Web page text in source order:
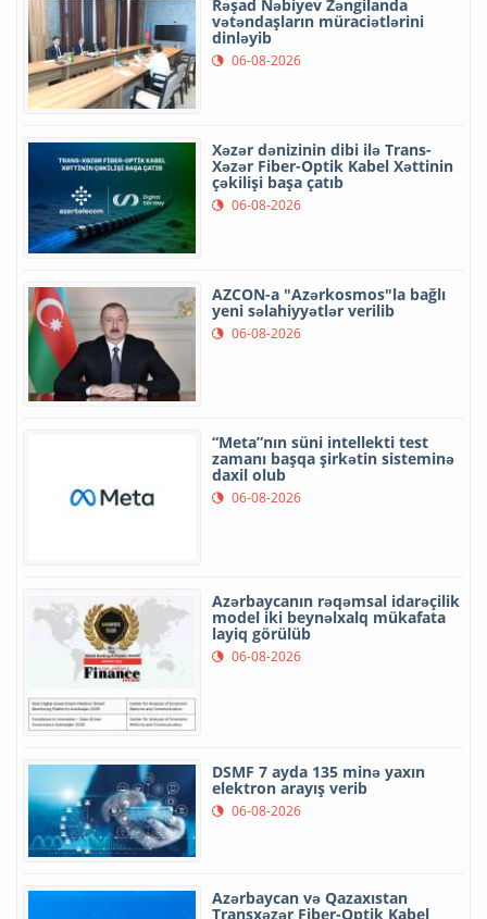
Rəşad Nəbiyev Zəngilanda
vətəndaşların müraciətlərini
dinləyib
06-08-2026
Xəzər dənizinin dibi ilə Trans-
Xəzər Fiber-Optik Kabel Xəttinin
çəkilişi başa çatıb
06-08-2026
AZCON-a "Azərkosmos"la bağlı
yeni səlahiyyətlər verilib
06-08-2026
“Meta”nın süni intellekti test
zamanı başqa şirkətin sisteminə
daxil olub
06-08-2026
Azərbaycanın rəqəmsal idarəçilik
model iki beynəlxalq mükafata
layiq görülüb
06-08-2026
DSMF 7 ayda 135 minə yaxın
elektron arayış verib
06-08-2026
Azərbaycan və Qazaxıstan
Transxəzər Fiber-Optik Kabel